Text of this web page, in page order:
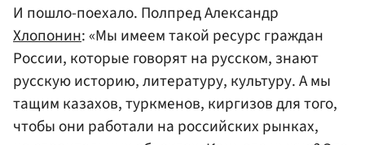
И пошло-поехало. Полпред Александр
Хлопонин: «Мы имеем такой ресурс граждан
России, которые говорят на русском, знают
русскую историю, литературу, культуру. А мы
тащим казахов, туркменов, киргизов для того,
чтобы они работали на российских рынках,